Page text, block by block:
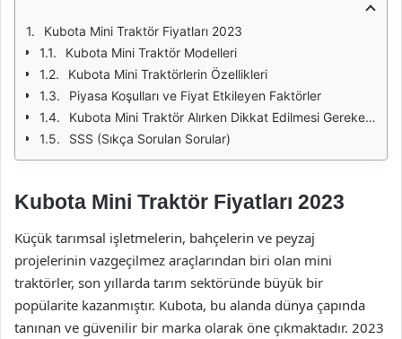
Kubota Mini Traktör Fiyatları 2023
Kubota Mini Traktör Modelleri
Kubota Mini Traktörlerin Özellikleri
Piyasa Koşulları ve Fiyat Etkileyen Faktörler
Kubota Mini Traktör Alırken Dikkat Edilmesi Gerekenler
SSS (Sıkça Sorulan Sorular)
Kubota Mini Traktör Fiyatları 2023
Küçük tarımsal işletmelerin, bahçelerin ve peyzaj
projelerinin vazgeçilmez araçlarından biri olan mini
traktörler, son yıllarda tarım sektöründe büyük bir
popülarite kazanmıştır. Kubota, bu alanda dünya çapında
tanınan ve güvenilir bir marka olarak öne çıkmaktadır. 2023